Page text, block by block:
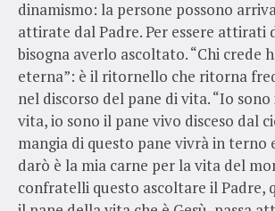
dinamismo: la persone possono
attirate dal Padre. Per essere attirati
bisogna averlo ascoltato. “Chi crede
eterna”: è il ritornello che ritorna
nel discorso del pane di vita. “Io
vita, io sono il pane vivo disceso dal
mangia di questo pane vivrà in terno
darò è la mia carne per la vita del
confratelli questo ascoltare il Padre,